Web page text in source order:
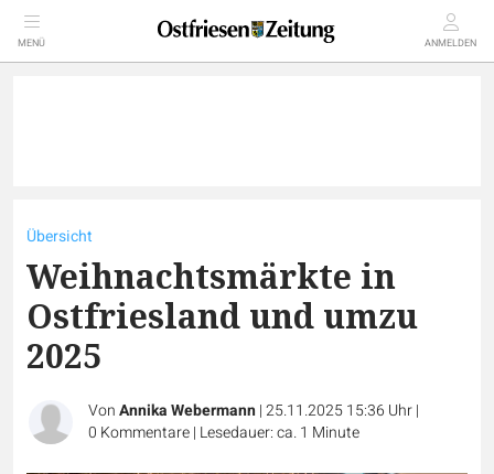
MENÜ ANMELDEN
Übersicht
Weihnachtsmärkte in
Ostfriesland und umzu
2025
VonAnnika Webermann|25.11.2025 15:36 Uhr|
0 Kommentare| Lesedauer: ca. 1 Minute